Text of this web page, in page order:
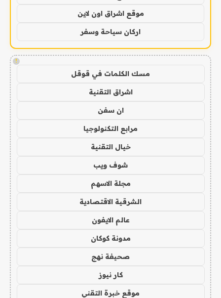
موقع اشراق اون لاين
اركان سياحة وسفر
!
مسك الكلمات في قوقل
اشراق التقنية
ان سفن
مرابع التكنولوجيا
خيال التقنية
شوف ويب
مجلة الاسهم
الشرقية الاقتصادية
عالم الايفون
مدونة كوكان
صحيفة نهج
كار نيوز
موقع خبرة التقني